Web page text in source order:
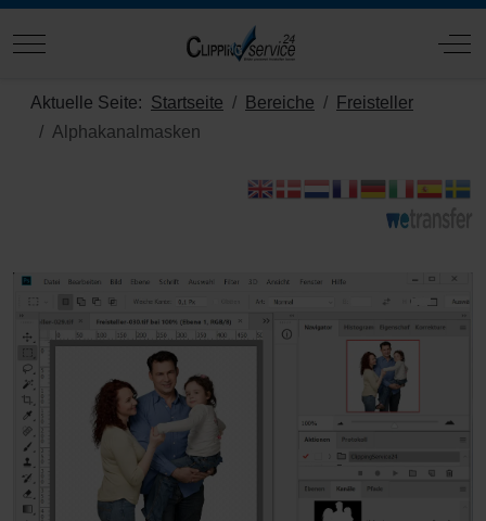
Mobile Menu Toggle Off-
Aktuelle Seite: Startseite Bereiche
Freisteller
Alphakanalmasken